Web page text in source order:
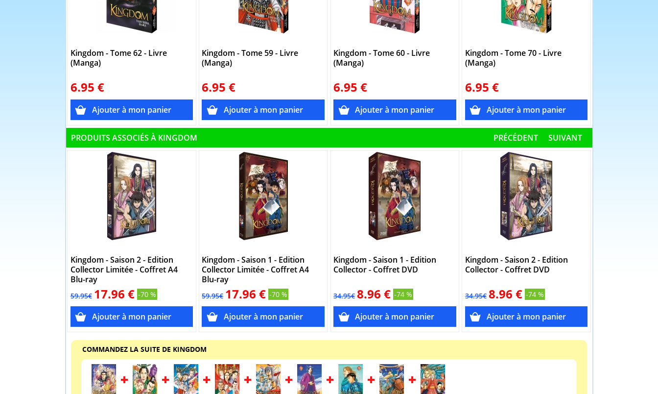
Kingdom - Tome 62 - Livre
(Manga)
6.95 €
Kingdom - Tome 59 - Livre
(Manga)
6.95 €
Kingdom - Tome 60 - Livre
(Manga)
6.95 €
Kingdom - Tome 70 - Livre
(Manga)
6.95 €
PRODUITS ASSOCIÉS À KINGDOM SUIVANT
PRÉCÉDENT
Kingdom - Saison 2 - Edition
Collector Limitée - Coffret A4
Blu-ray
59.95€ 17.96 € -70 %
Kingdom - Saison 1 - Edition
Collector Limitée - Coffret A4
Blu-ray
59.95€ 17.96 € -70 %
Kingdom - Saison 1 - Edition
Collector - Coffret DVD
34.95€ 8.96 € -74 %
Kingdom - Saison 2 - Edition
Collector - Coffret DVD
34.95€ 8.96 € -74 %
COMMANDEZ LA SUITE DE KINGDOM